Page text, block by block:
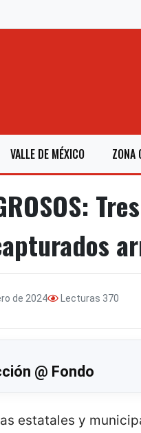
VALLE DE MÉXICO ZONA
de 2024 Lecturas 370
@ Fondo
estatales y